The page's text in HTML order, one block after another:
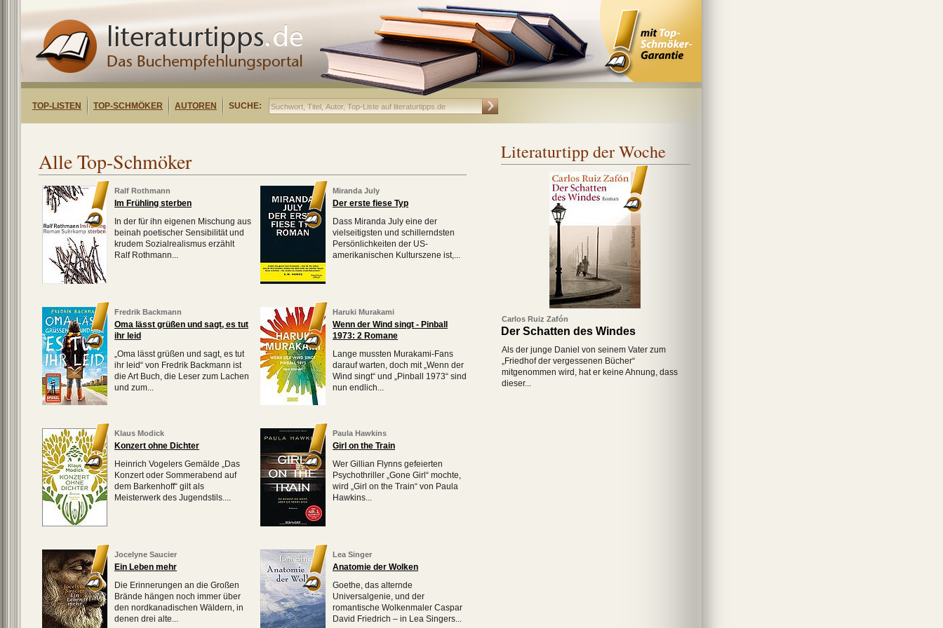
TOP-LISTEN TOP-SCHMÖKER AUTOREN SUCHE:
Alle Top-Schmöker
Ralf Rothmann
Im Frühling sterben
In der für ihn eigenen Mischung aus
beinah poetischer Sensibilität und
krudem Sozialrealismus erzählt
Ralf Rothmann...
Miranda July
Der erste fiese Typ
Dass Miranda July eine der
vielseitigsten und schillerndsten
Persönlichkeiten der US-
amerikanischen Kulturszene ist,...
Fredrik Backmann
Oma lässt grüßen und sagt, es tut
ihr leid
„Oma lässt grüßen und sagt, es tut
ihr leid“ von Fredrik Backmann ist
die Art Buch, die Leser zum Lachen
und zum...
Haruki Murakami
Wenn der Wind singt - Pinball
1973: 2 Romane
Lange mussten Murakami-Fans
darauf warten, doch mit „Wenn der
Wind singt“ und „Pinball 1973“ sind
nun endlich...
Klaus Modick
Konzert ohne Dichter
Heinrich Vogelers Gemälde „Das
Konzert oder Sommerabend auf
dem Barkenhoff“ gilt als
Meisterwerk des Jugendstils....
Paula Hawkins
Girl on the Train
Wer Gillian Flynns gefeierten
Psychothriller „Gone Girl“ mochte,
wird „Girl on the Train“ von Paula
Hawkins...
Jocelyne Saucier
Ein Leben mehr
Die Erinnerungen an die Großen
Brände hängen noch immer über
den nordkanadischen Wäldern, in
denen drei alte...
Lea Singer
Anatomie der Wolken
Goethe, das alternde
Universalgenie, und der
romantische Wolkenmaler Caspar
David Friedrich – in Lea Singers...
Literaturtipp der Woche
Carlos Ruiz Zafón
Der Schatten des Windes
Als der junge Daniel von seinem Vater zum
„Friedhof der vergessenen Bücher“
mitgenommen wird, hat er keine Ahnung, dass
dieser...